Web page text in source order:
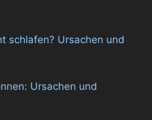
schlafen? Ursachen und
Ursachen und